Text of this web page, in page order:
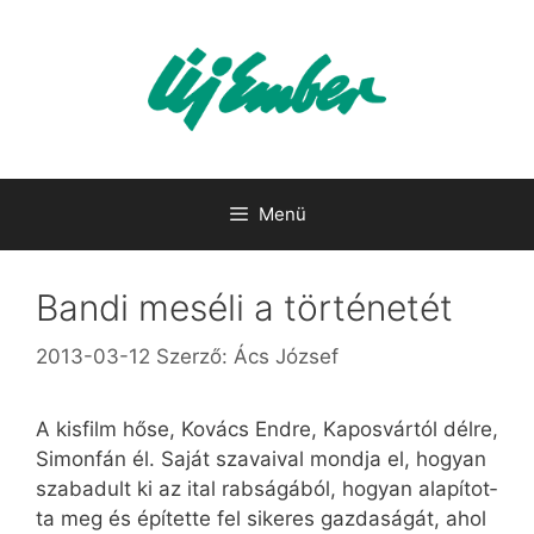
Menü
Bandi meséli a történetét
2013-03-12 Szerző: Ács József
A kis­film hő­se, Ko­vács End­re, Ka­pos­vár­tól dél­re,
Simonfán él. Sa­ját sza­va­i­val mond­ja el, ho­gyan
sza­ba­dult ki az ital rab­sá­gá­ból, ho­gyan ala­pí­tot­
ta meg és épí­tet­te fel si­ke­res gaz­da­sá­gát, ahol